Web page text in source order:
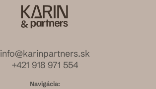
info@karinpartners.sk
+421 918 971 554
Navigácia: